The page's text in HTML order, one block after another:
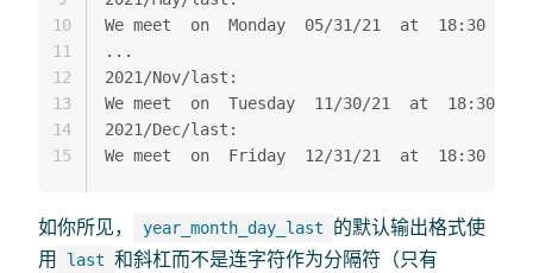
We meet  on  Monday  05/31/21  at  18:30
...
2021/Nov/last:
We meet  on  Tuesday  11/30/21  at  18:30
2021/Dec/last:
10
11
12
13
14
15
如你所见， year_month_day_last
的默认输出格式使
用
last 和斜杠而不是连字符作为分隔符（只有